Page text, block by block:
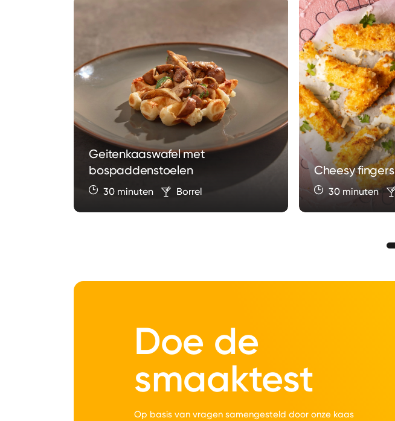
Geitenkaaswafel met
bospaddenstoelen
30 minuten Borrel
Cheesy fingers
30 minuten
Doe de
smaaktest
Op basis van vragen samengesteld door onze kaas